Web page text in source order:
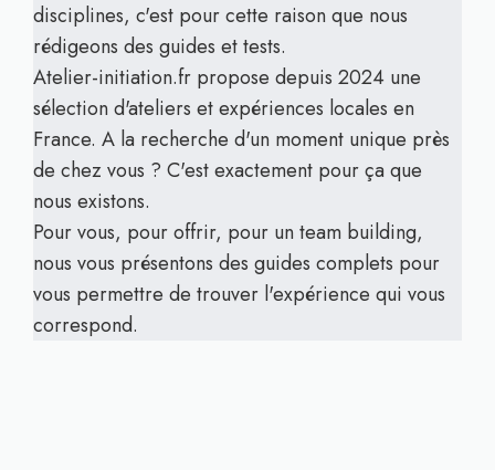
disciplines, c'est pour cette raison que nous
rédigeons des guides et tests.
Atelier-initiation.fr propose depuis 2024 une
sélection d'ateliers et expériences locales en
France. A la recherche d'un moment unique près
de chez vous ? C'est exactement pour ça que
nous existons.
Pour vous, pour offrir, pour un team building,
nous vous présentons des guides complets pour
vous permettre de trouver l'expérience qui vous
correspond.